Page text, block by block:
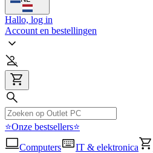
Hallo, log in
Account en bestellingen
⭐Onze bestsellers⭐
Computers
IT & elektronica